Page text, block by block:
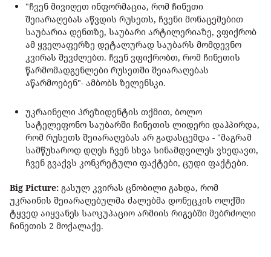
"ჩვენ მივიღეთ ინფორმაცია, რომ ჩინეთი
შეიარაღებას აწვდის რუსეთს, ჩვენი მონაცემებით
საუბარია დენთზე, საუბარი არტილერიაზე, ვფიქრობ
ამ ყველაფერზე დეტალურად საუბარს მომდევნო
კვირას შევძლებთ. ჩვენ ვფიქრობთ, რომ ჩინეთის
წარმომადგენლები რუსეთში შეიარაღებას
აწარმოებენ"- ამბობს ზელენსკი.
უკრაინელი პრეზიდენტის თქმით, ბოლო
სატელეფონო საუბარში ჩინეთის ლიდერი დაჰპირდა,
რომ რუსეთს შეიარაღებას არ გადასცემდა - "მაგრამ
სამწუხაროდ დღეს ჩვენ სხვა სინამდვილეს ვხედავთ,
ჩვენ გვაქვს კონკრეტული ფაქტები, ცუდი ფაქტები.
Big Picture: გასულ კვირას ცნობილი გახდა, რომ
უკრაინის შეიარაღებულმა ძალებმა დონეცკის ოლქში
ტყვედ აიყვანეს საოკუპაციო არმიის რიგებში მებრძოლი
ჩინეთის 2 მოქალაქე.